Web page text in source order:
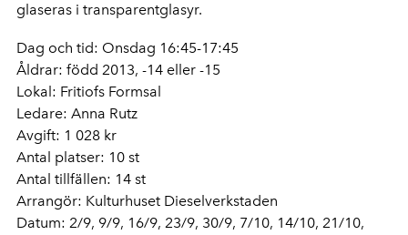
glaseras i transparentglasyr.
Dag och tid: Onsdag 16:45-17:45
Åldrar: född 2013, -14 eller -15
Lokal: Fritiofs Formsal
Ledare: Anna Rutz
Avgift: 1 028 kr
Antal platser: 10 st
Antal tillfällen: 14 st
Arrangör: Kulturhuset Dieselverkstaden
Datum: 2/9, 9/9, 16/9, 23/9, 30/9, 7/10, 14/10, 21/10,